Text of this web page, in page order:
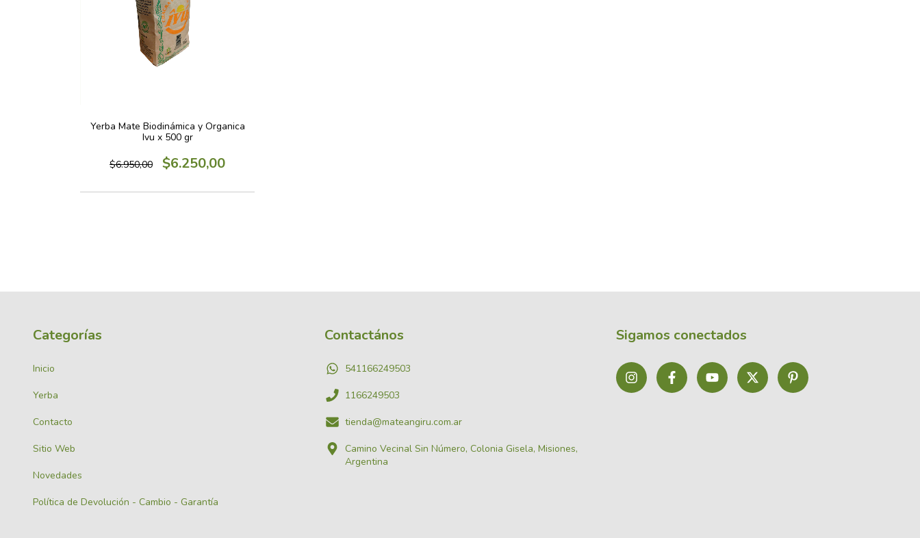
Yerba Mate Biodinámica y Organica
Ivu x 500 gr
$6.950,00 $6.250,00
Categorías
Inicio
Yerba
Contacto
Sitio Web
Novedades
Política de Devolución - Cambio - Garantía
Contactános
541166249503
1166249503
tienda@mateangiru.com.ar
Camino Vecinal Sin Número, Colonia Gisela, Misiones,
Argentina
Sigamos conectados